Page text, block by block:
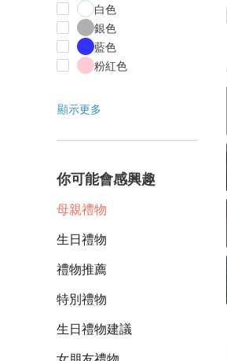
白色
銀色
藍色
粉紅色
顯示更多
你可能會感興趣
母親禮物
生日禮物
禮物推薦
特別禮物
生日禮物建議